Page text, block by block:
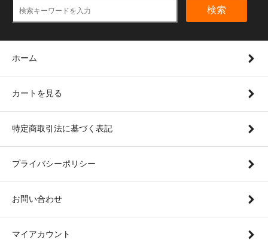
検索
ホーム
カートを見る
特定商取引法に基づく表記
プライバシーポリシー
お問い合わせ
マイアカウント